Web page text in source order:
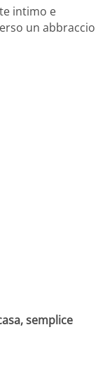
intimo e
un abbraccio
semplice